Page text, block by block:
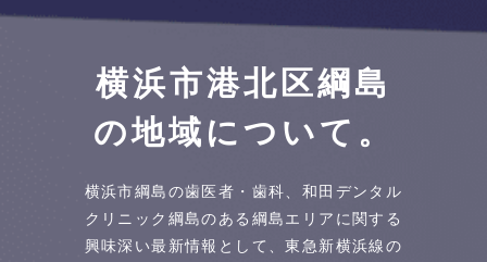
横浜市港北区綱島
の地域について。
横浜市綱島の歯医者・歯科、和田デンタル
クリニック綱島のある綱島エリアに関する
興味深い最新情報として、東急新横浜線の